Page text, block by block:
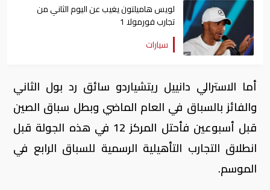
لويس هاميلتون يغيب عن اليوم الثاني من
تجارب فورمولا 1
سيارات
أما الاسترالي دانييل ريتشياردو سائق رد بول الثاني
والفائز بالسباق في العام الماضي وبطل سباق الصين
قبل أسبوعين فأحتل المركز 12 في هذه الجولة قبل
انطلاق التجارب التأهيلية الرسمية للسباق الرابع في
الموسم.